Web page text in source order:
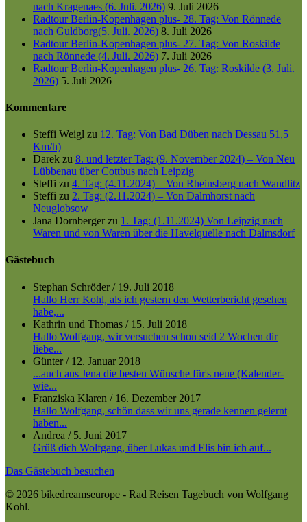
nach Kragenaes (6. Juli. 2026) 9. Juli 2026
Radtour Berlin-Kopenhagen plus- 28. Tag: Von Rönnede
nach Guldborg(5. Juli. 2026) 8. Juli 2026
Radtour Berlin-Kopenhagen plus- 27. Tag: Von Roskilde
nach Rönnede (4. Juli. 2026) 7. Juli 2026
Radtour Berlin-Kopenhagen plus- 26. Tag: Roskilde (3. Juli.
2026) 5. Juli 2026
Kommentare
Steffi Weigl zu 12. Tag: Von Bad Düben nach Dessau 51,5
Km/h)
Darek zu 8. und letzter Tag: (9. November 2024) – Von Neu
Lübbenau über Cottbus nach Leipzig
Steffi zu 4. Tag: (4.11.2024) – Von Rheinsberg nach Wandlitz
Steffi zu 2. Tag: (2.11.2024) – Von Dalmhorst nach
Neuglobsow
Jana Dornbergerzu 1. Tag: (1.11.2024) Von Leipzig nach
Waren und von Waren über die Havelquelle nach Dalmsdorf
Gästebuch
Stephan Schröder/ 19. Juli 2018
Hallo Herr Kohl, als ich gestern den Wetterbericht gesehen
habe,...
Kathrin und Thomas / 15. Juli 2018
Hallo Wolfgang, wir versuchen schon seid 2 Wochen dir
liebe...
Günter/ 12. Januar 2018
...auch aus Jena die besten Wünsche für's neue (Kalender-
wie...
Franziska Klaren / 16. Dezember 2017
Hallo Wolfgang, schön dass wir uns gerade kennen gelernt
haben...
Andrea / 5. Juni 2017
Grüß dich Wolfgang, über Lukas und Elis bin ich auf...
Das Gästebuch besuchen
© 2026 bikedreamseurope - Rad Reisen Tagebuch von Wolfgang
Kohl.